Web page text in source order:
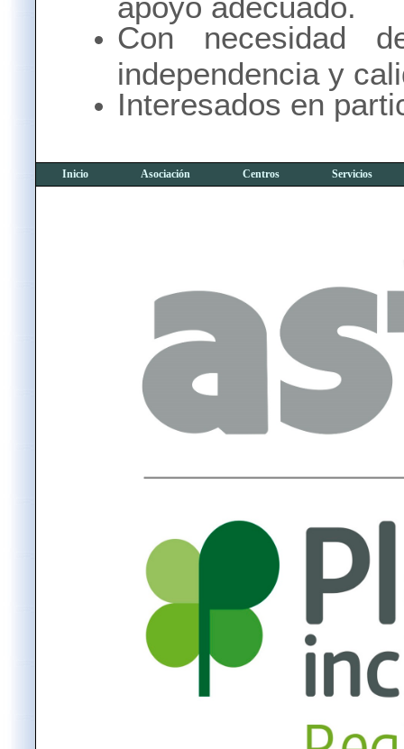
Con necesidad
independencia y
Interesados en
Inicio Asociación Centros Servicios